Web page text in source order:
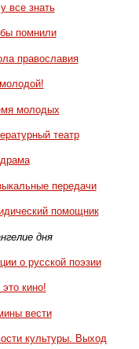
все знать
помнили
православия
молодых
театр
передачи
помощник
дня
о русской поэзии
это кино!
вести
культуры. Выход